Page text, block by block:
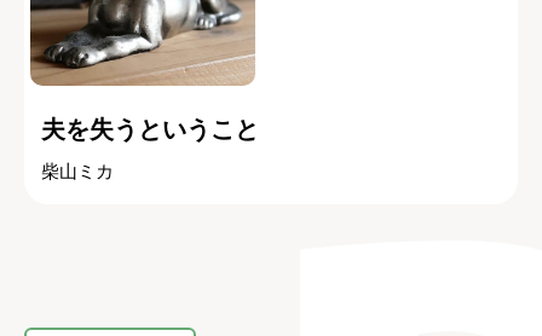
夫を失うということ
柴山ミカ